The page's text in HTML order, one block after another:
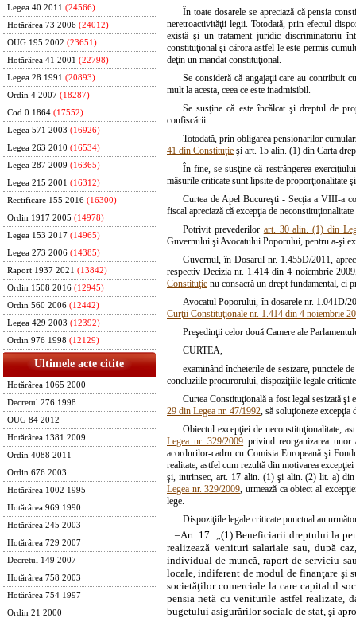
Legea 40 2011 (24566)
Hotărârea 73 2006 (24012)
OUG 195 2002 (23651)
Hotărârea 41 2001 (22798)
Legea 28 1991 (20893)
Ordin 4 2007 (18287)
Cod 0 1864 (17552)
Legea 571 2003 (16926)
Legea 263 2010 (16534)
Legea 287 2009 (16365)
Legea 215 2001 (16312)
Rectificare 155 2016 (16300)
Ordin 1917 2005 (14978)
Legea 153 2017 (14965)
Legea 273 2006 (14385)
Raport 1937 2021 (13842)
Ordin 1508 2016 (12945)
Ordin 560 2006 (12442)
Legea 429 2003 (12392)
Ordin 976 1998 (12129)
Ultimele acte citite
Hotărârea 1065 2000
Decretul 276 1998
OUG 84 2012
Hotărârea 1381 2009
Ordin 4088 2011
Ordin 676 2003
Hotărârea 1002 1995
Hotărârea 969 1990
Hotărârea 245 2003
Hotărârea 729 2007
Decretul 149 2007
Hotărârea 758 2003
Hotărârea 754 1997
Ordin 21 2000
În toate dosarele se apreciază că pensia
neretroactivităţii legii. Totodată, prin efectul
există şi un tratament juridic discriminatoriu
constituţional şi cărora astfel le este permis
deţin un mandat constituţional.
Se consideră că angajaţii care au contribuit
mult la acesta, ceea ce este inadmisibil.
Se susţine că este încălcat şi dreptul de
confiscării.
Totodată, prin obligarea pensionarilor
41 din Constituţie şi art. 15 alin. (1) din Carta
În fine, se susţine că restrângerea
măsurile criticate sunt lipsite de proporţionalitate
Curtea de Apel Bucureşti - Secţia a VIII-a
fiscal apreciază că excepţia de neconstituţionalitate
Potrivit prevederilor art. 30 alin. (1) din
Guvernului şi Avocatului Poporului, pentru a-şi
Guvernul, în Dosarul nr. 1.455D/2011,
respectiv Decizia nr. 1.414 din 4 noiembrie
Constituţie nu consacră un drept fundamental, ci
Avocatul Poporului, în dosarele nr. 1.041D/
Curţii Constituţionale nr. 1.414 din 4 noiembrie
Preşedinţii celor două Camere ale
CURTEA,
examinând încheierile de sesizare, punctele
concluziile procurorului, dispoziţiile legale
Curtea Constituţională a fost legal sesizată
29 din Legea nr. 47/1992 , să soluţioneze
Obiectul excepţiei de neconstituţionalitate,
Legea nr. 329/2009 privind reorganizarea
acordurilor-cadru cu Comisia Europeană şi
realitate, astfel cum rezultă din motivarea
şi, intrinsec, art. 17 alin. (1) şi alin. (2) lit. a) din
Legea nr. 329/2009 , urmează ca obiect al
lege.
Dispoziţiile legale criticate punctual au
–Art. 17: „(1) Beneficiarii dreptului la
realizează venituri salariale sau, după
individual de muncă, raport de serviciu
locale, indiferent de modul de finanţare şi
societăţilor comerciale la care capitalul
pensia netă cu veniturile astfel realizate,
bugetului asigurărilor sociale de stat, şi